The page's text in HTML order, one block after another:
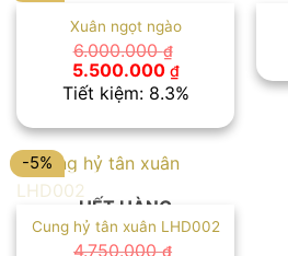
HẾT HÀNG
Xuân ngọt ngào
6.000.000₫
Giá
gốc
là:
5.500.000 ₫Giá
hiện
tại
5.500.000 ₫.
Tiết kiệm: 8.3%
-5%
HẾT HÀNG
Cung hỷ tân xuân LHD002
4.750.000₫